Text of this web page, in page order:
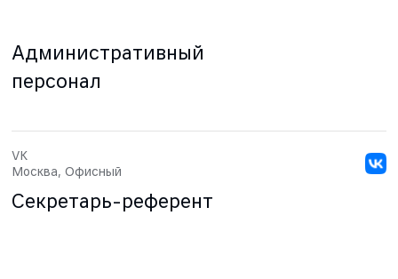
Административный
персонал
Секретарь-референт
VK
Москва, Офисный